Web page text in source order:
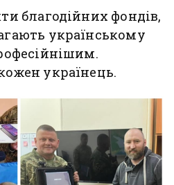
благодійних фондів,
українському
українець.